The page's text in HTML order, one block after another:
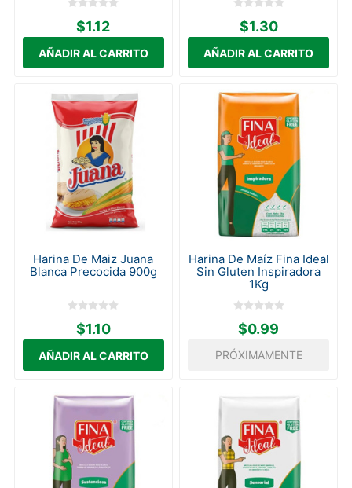
$1.12 $1.30
Harina De Maiz Juana
Blanca Precocida 900g
$1.10
Harina De Maíz Fina Ideal
Sin Gluten Inspiradora
1Kg
$0.99
PRÓXIMAMENTE